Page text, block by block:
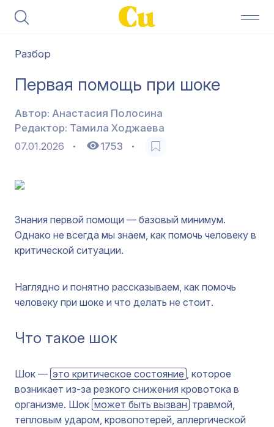
Разбор
Первая помощь при шоке
Автор: Анастасия Полосина
Редактор: Тамила Ходжаева
07.01.2026
1753
Знания первой помощи — базовый минимум.
Однако не всегда мы знаем, как помочь человеку в
критической ситуации.
Наглядно и понятно рассказываем, как помочь
человеку при шоке и что делать не стоит.
Что такое шок
Шок — это критическое состояние , которое
возникает из-за резкого снижения кровотока в
организме. Шок может быть вызван травмой,
тепловым ударом, кровопотерей, аллергической